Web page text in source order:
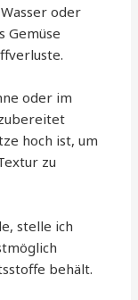
oder
Gemüse
oder im
hoch ist, um
zu
stelle ich
behält.